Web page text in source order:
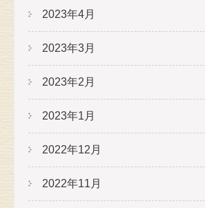
2023年4月
2023年3月
2023年2月
2023年1月
2022年12月
2022年11月